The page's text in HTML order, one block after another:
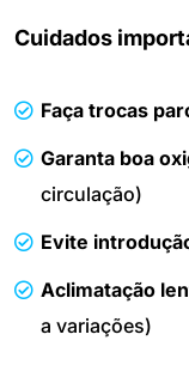
Cuidados
Faça trocas
Garanta boa
circulação)
Evite
Aclimatação
a variações)